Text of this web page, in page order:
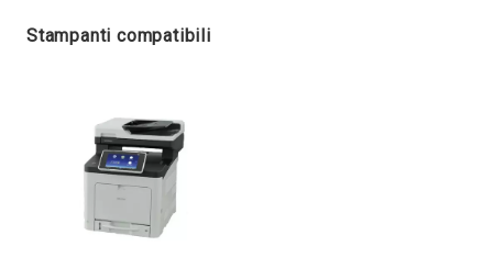
Stampanti compatibili